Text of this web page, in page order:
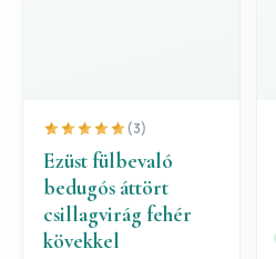
(3)
Ezüst fülbevaló
bedugós áttört
csillagvirág fehér
kövekkel